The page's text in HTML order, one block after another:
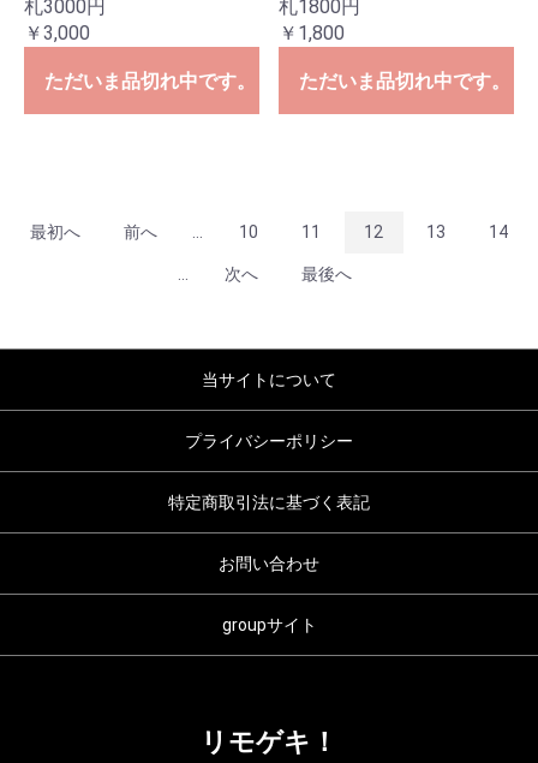
札3000円
￥3,000
ただいま品切れ中です。
札1800円
￥1,800
ただいま品切れ中です。
最初へ 前へ 10 11 12 13 14
次へ 最後へ
当サイトについて
プライバシーポリシー
特定商取引法に基づく表記
お問い合わせ
groupサイト
リモゲキ！